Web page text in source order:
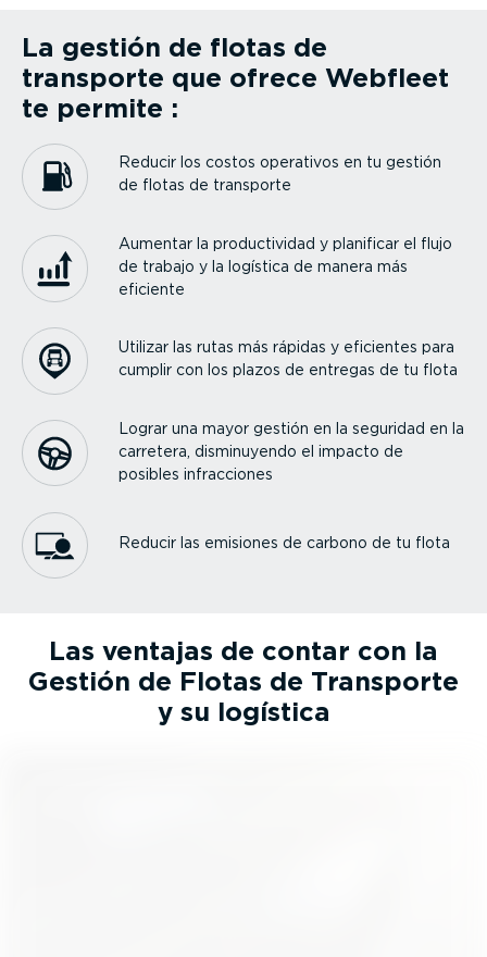
La gestión de flotas de
transporte que ofrece Webfleet
te permite :
Reducir los costos operativos en tu gestión
de flotas de transporte
Aumentar la produc­ti­vidad y planificar el flujo
de trabajo y la logística de manera más
eficiente
Utilizar las rutas más rápidas y eficientes para
cumplir con los plazos de entregas de tu flota
Lograr una mayor gestión en la seguridad en la
carretera, dismi­nu­yendo el impacto de
posibles infrac­ciones
Reducir las emisiones de carbono de tu flota
Las ventajas de contar con la
Gestión de Flotas de Transporte
y su logística